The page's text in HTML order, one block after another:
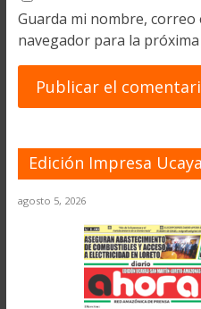
Guarda mi nombre,
navegador para la
Edición Impresa
agosto 5, 2026